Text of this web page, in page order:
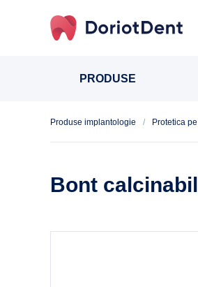
PRODUSE
Produse implantologie / Protetica
Bont